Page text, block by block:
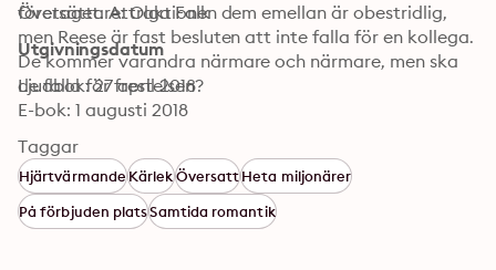
företaget. Attraktionen dem emellan är obestridlig,
men Reese är fast besluten att inte falla för en kollega.
De kommer varandra närmare och närmare, men ska
de falla för frestelsen?
Översättare: Olga Falk
Utgivningsdatum
Ljudbok: 27 april 2018
E-bok: 1 augusti 2018
Taggar
HjärtvärmandeKärlekÖversattHeta miljonärer
På förbjuden platsSamtida romantik